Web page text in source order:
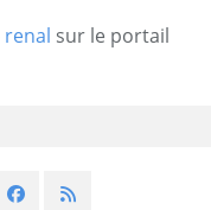
renal sur le portail